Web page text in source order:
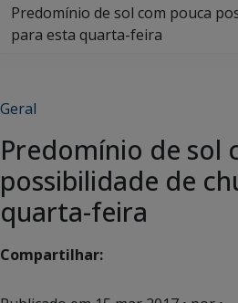
Predomínio de sol com pouca
para esta quarta-feira
Geral
Predomínio de sol
possibilidade de
quarta-feira
Compartilhar: